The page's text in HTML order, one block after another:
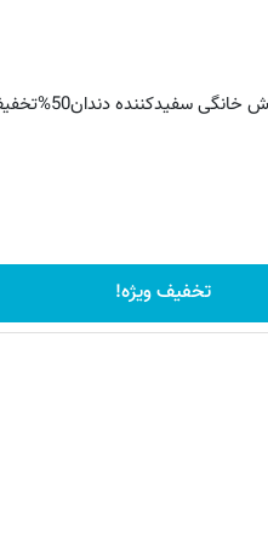
سفیدکننده دندان50%تخفیف🔥
تخفیف ویژه!